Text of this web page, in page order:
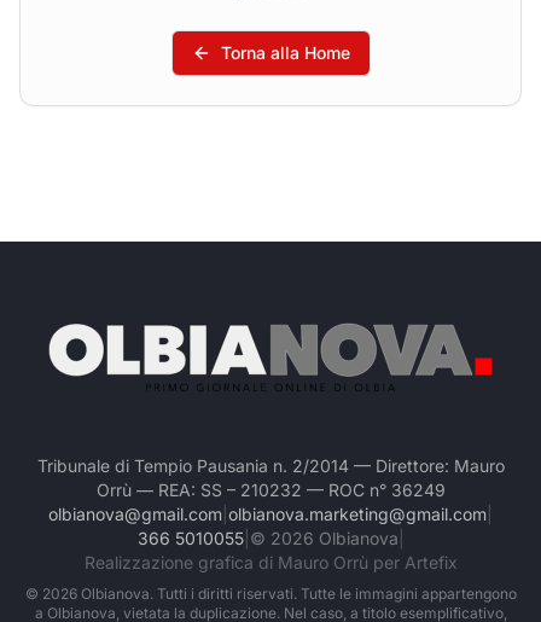
Torna alla Home
Tribunale di Tempio Pausania n. 2/2014 — Direttore: Mauro
Orrù — REA: SS – 210232 — ROC n° 36249
olbianova@gmail.com olbianova.marketing@gmail.com
366 5010055| © 2026 Olbianova
Realizzazione grafica di Mauro Orrù per Artefix
© 2026Olbianova. Tutti i diritti riservati. Tutte le immagini appartengono
a Olbianova, vietata la duplicazione. Nel caso, a titolo esemplificativo,